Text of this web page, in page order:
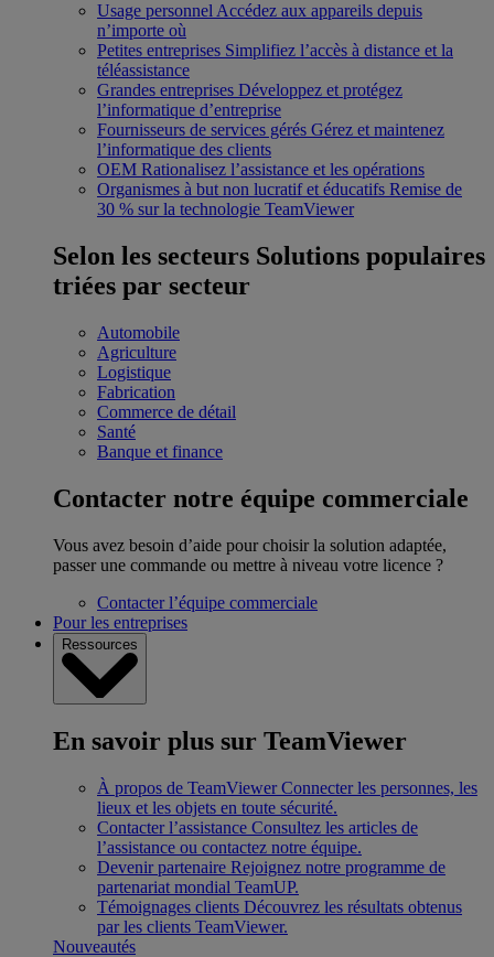
Usage personnel Accédez aux appareils depuis
n’importe où
Petites entreprises Simplifiez l’accès à distance et la
téléassistance
Grandes entreprises Développez et protégez
l’informatique d’entreprise
Fournisseurs de services gérés Gérez et maintenez
l’informatique des clients
OEM Rationalisez l’assistance et les opérations
Organismes à but non lucratif et éducatifs Remise de
30 % sur la technologie TeamViewer
Selon les secteurs Solutions populaires
triées par secteur
Automobile
Agriculture
Logistique
Fabrication
Commerce de détail
Santé
Banque et finance
Contacter notre équipe commerciale
Vous avez besoin d’aide pour choisir la solution adaptée,
passer une commande ou mettre à niveau votre licence ?
Contacter l’équipe commerciale
Pour les entreprises
Ressources
En savoir plus sur TeamViewer
À propos de TeamViewer Connecter les personnes, les
lieux et les objets en toute sécurité.
Contacter l’assistance Consultez les articles de
l’assistance ou contactez notre équipe.
Devenir partenaire Rejoignez notre programme de
partenariat mondial TeamUP.
Témoignages clients Découvrez les résultats obtenus
par les clients TeamViewer.
Nouveautés